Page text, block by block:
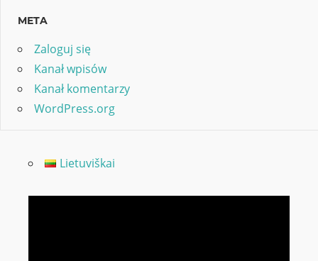
META
Zaloguj się
Kanał wpisów
Kanał komentarzy
WordPress.org
Lietuviškai